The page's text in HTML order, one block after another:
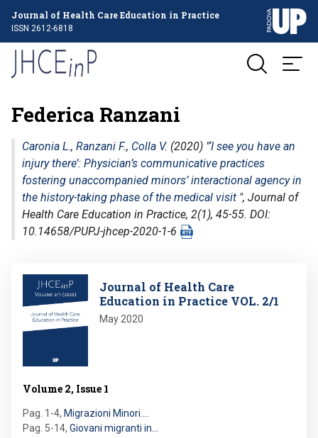
Journal of Health Care Education in Practice
ISSN 2612-6818
Federica Ranzani
Caronia L., Ranzani F., Colla V. (2020) "‘I see you have an
injury there’: Physician’s communicative practices
fostering unaccompanied minors’ interactional agency in
the history-taking phase of the medical visit ", Journal of
Health Care Education in Practice, 2(1), 45-55. DOI:
10.14658/PUPJ-jhcep-2020-1-6
Image
Journal of Health Care
Education in Practice VOL. 2/1
May 2020
Volume 2, Issue 1
Pag. 1-4, Migrazioni Minori.…
Pag. 5-14, Giovani migranti in…